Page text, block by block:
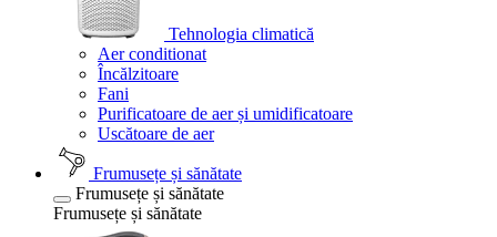
Tehnologia climatică
Aer conditionat
Încălzitoare
Fani
Purificatoare de aer și umidificatoare
Uscătoare de aer
Frumusețe și sănătate
Frumusețe și sănătate
Frumusețe și sănătate